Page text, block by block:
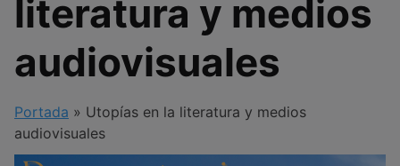
literatura y medios
audiovisuales
Portada » Utopías en la literatura y medios
audiovisuales